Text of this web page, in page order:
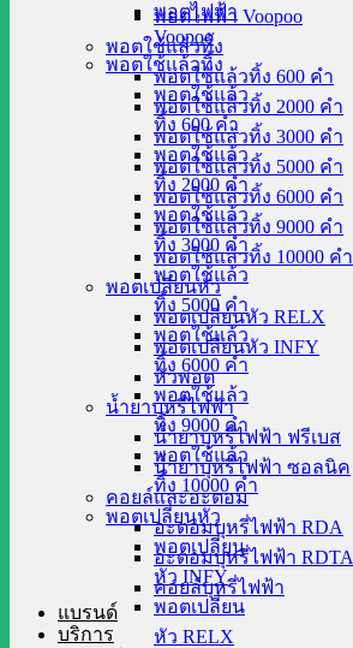
พอตไฟฟ้า
Voopoo
พอตใช้แล้วทิ้ง
พอตใช้แล้ว
ทิ้ง 600 คำ
พอตใช้แล้ว
ทิ้ง 2000 คำ
พอตใช้แล้ว
ทิ้ง 3000 คำ
พอตใช้แล้ว
ทิ้ง 5000 คำ
พอตใช้แล้ว
ทิ้ง 6000 คำ
พอตใช้แล้ว
ทิ้ง 9000 คำ
พอตใช้แล้ว
ทิ้ง 10000 คำ
พอตเปลี่ยนหัว
พอตเปลี่ยน
หัว INFY
พอตเปลี่ยน
หัว RELX
พอตไฟฟ้า Voopoo
พอตใช้แล้วทิ้ง
พอตใช้แล้วทิ้ง 600 คำ
พอตใช้แล้วทิ้ง 2000 คำ
พอตใช้แล้วทิ้ง 3000 คำ
พอตใช้แล้วทิ้ง 5000 คำ
พอตใช้แล้วทิ้ง 6000 คำ
พอตใช้แล้วทิ้ง 9000 คำ
พอตใช้แล้วทิ้ง 10000 คำ
พอตเปลี่ยนหัว
พอตเปลี่ยนหัว RELX
พอตเปลี่ยนหัว INFY
หัวพอต
น้ำยาบุหรี่ไฟฟ้า
น้ำยาบุหรี่ไฟฟ้า ฟรีเบส
น้ำยาบุหรี่ไฟฟ้า ซอลนิค
คอยล์และอะตอม
อะตอมบุหรี่ไฟฟ้า RDA
อะตอมบุหรี่ไฟฟ้า RDTA
คอยล์บุหรี่ไฟฟ้า
แบรนด์
บริการ